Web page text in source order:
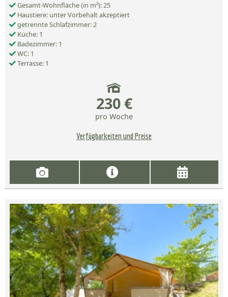
Gesamt-Wohnfläche (in m²): 25
Haustiere: unter Vorbehalt akzeptiert
getrennte Schlafzimmer: 2
Küche: 1
Badezimmer: 1
WC: 1
Terrasse: 1
230 €
pro Woche
Verfügbarkeiten und Preise